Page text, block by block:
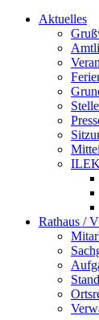
Aktuelles
ILEK
Rathaus /